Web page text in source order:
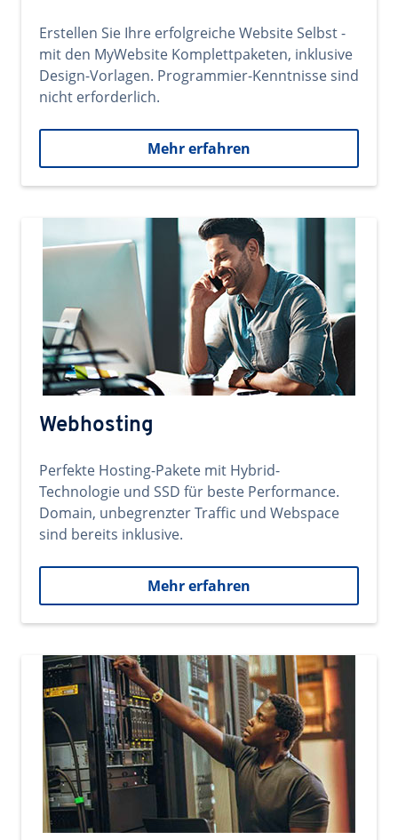
Erstellen Sie Ihre erfolgreiche Website Selbst -
mit den MyWebsite Komplettpaketen, inklusive
Design-Vorlagen. Programmier-Kenntnisse sind
nicht erforderlich.
Mehr erfahren
Webhosting
Perfekte Hosting-Pakete mit Hybrid-
Technologie und SSD für beste Performance.
Domain, unbegrenzter Traffic und Webspace
sind bereits inklusive.
Mehr erfahren